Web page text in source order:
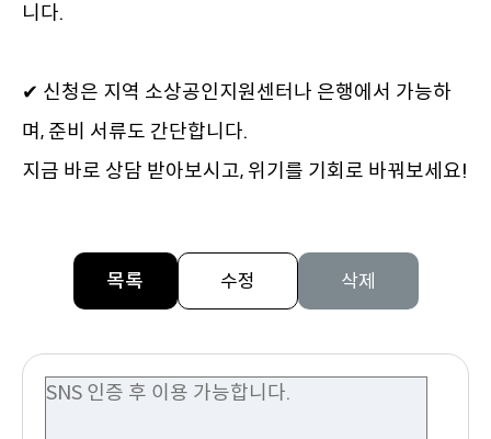
니다.
✔ 신청은 지역 소상공인지원센터나 은행에서 가능하
며, 준비 서류도 간단합니다.
지금 바로 상담 받아보시고, 위기를 기회로 바꿔보세요!
목록 수정 삭제